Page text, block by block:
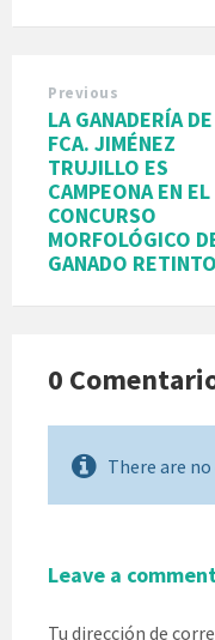
Previous
LA GANADERÍA DE
FCA. JIMÉNEZ
TRUJILLO ES
CAMPEONA EN EL
CONCURSO
MORFOLÓGICO
GANADO RETINTO
0
There are
Leave a
Tu dirección de